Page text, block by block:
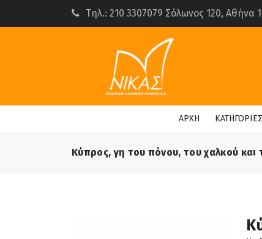
Τηλ.: 210 3307079 Σόλωνος 120, Αθήνα
ΑΡΧΗ ΚΑΤΗΓΟΡΙΕΣ
Κύπρος, γη του πόνου, του χαλκού και